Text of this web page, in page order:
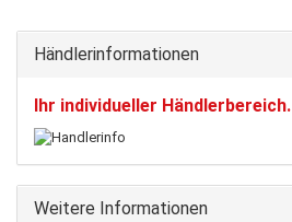
Händlerinformationen
Ihr individueller Händlerbereich.
Weitere Informationen